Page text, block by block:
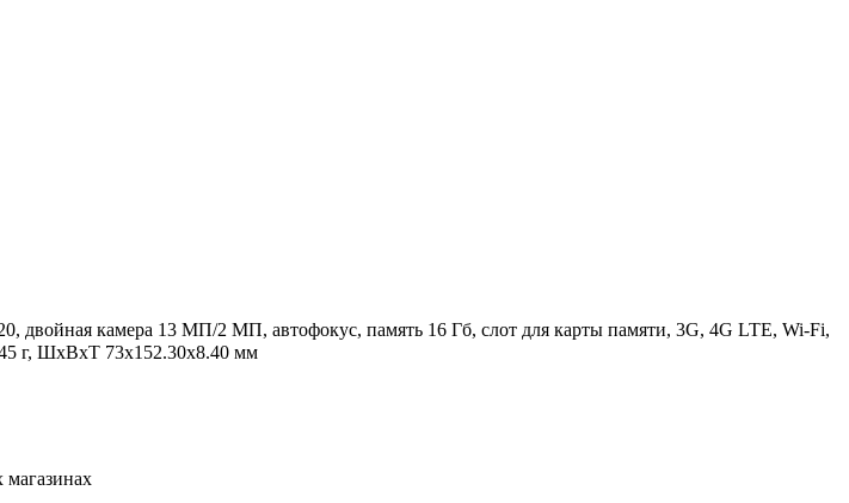
двойная камера 13 МП/2 МП, автофокус, память 16 Гб, слот для карты памяти, 3G, 4G LTE, Wi-Fi,
г, ШxВxТ 73x152.30x8.40 мм
магазинах